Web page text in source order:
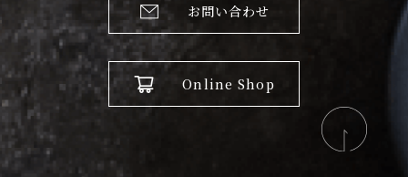
お問い合わせ
Online Shop